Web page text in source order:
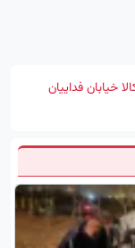
خیابان فداییان